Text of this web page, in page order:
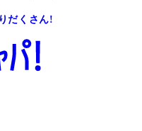
だくさん!